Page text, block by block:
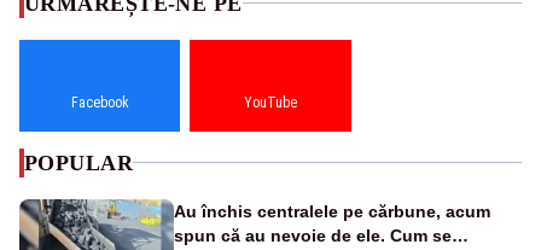
Facebook YouTube
POPULAR
Au închis centralele pe cărbune, acum
spun că au nevoie de ele. Cum se